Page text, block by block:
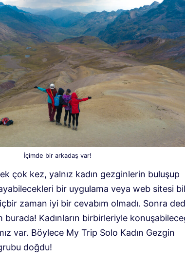
İçimde bir arkadaş var!
çok kez, yalnız kadın gezginlerin buluşup
bir uygulama veya web sitesi
zaman iyi bir cevabım olmadı. Sonra
Kadınların birbirleriyle
var. Böylece My Trip Solo Kadın Gezgin
doğdu!